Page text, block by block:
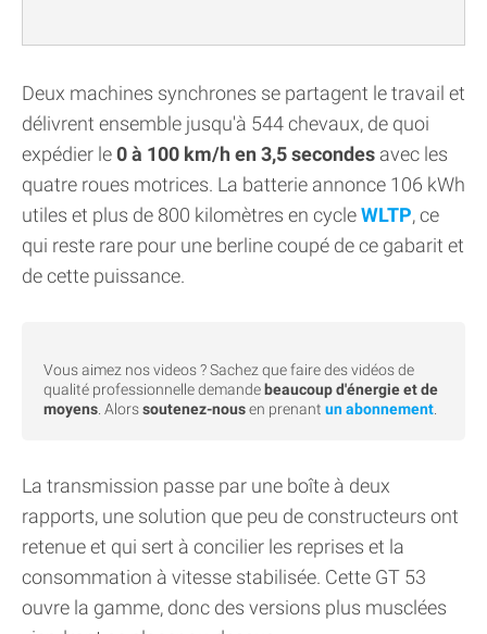
Deux machines synchrones se partagent le travail et
délivrent ensemble jusqu'à 544 chevaux, de quoi
expédier le0 à 100 km/h en 3,5 secondes avec les
quatre roues motrices. La batterie annonce 106 kWh
utiles et plus de 800 kilomètres en cycleWLTP, ce
qui reste rare pour une berline coupé de ce gabarit et
de cette puissance.
Vous aimez nos videos ? Sachez que faire des vidéos de
qualité professionnelle demande beaucoup d'énergie et de
moyens . Alorssoutenez-nousen prenant un abonnement
La transmission passe par une boîte à deux
rapports, une solution que peu de constructeurs ont
retenue et qui sert à concilier les reprises et la
consommation à vitesse stabilisée. Cette GT 53
ouvre la gamme, donc des versions plus musclées